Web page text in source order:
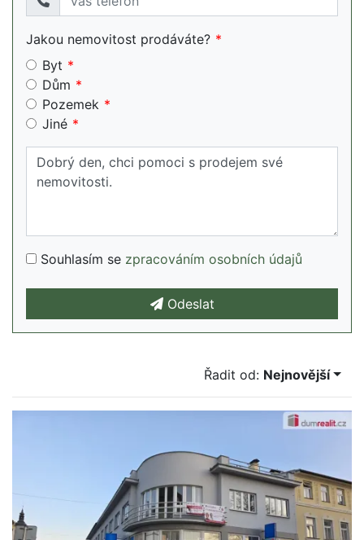
Jakou nemovitost prodáváte?
Byt
Dům
Pozemek
Jiné
Souhlasím se zpracováním osobních údajů
Odeslat
Řadit od: Nejnovější